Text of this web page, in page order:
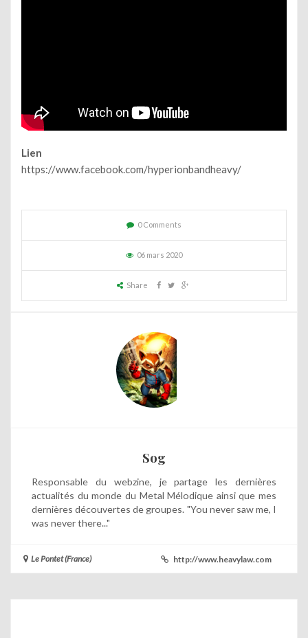
Lien
https://www.facebook.com/hyperionbandheavy/
0 Comments
06 mars 2020
Share
Sog
Responsable du webzine, je partage les dernières
actualités du monde du Metal Mélodique ainsi que mes
dernières découvertes de groupes. "You never saw me, I
was never there..."
Le Pontet (France) http://www.heavylaw.com